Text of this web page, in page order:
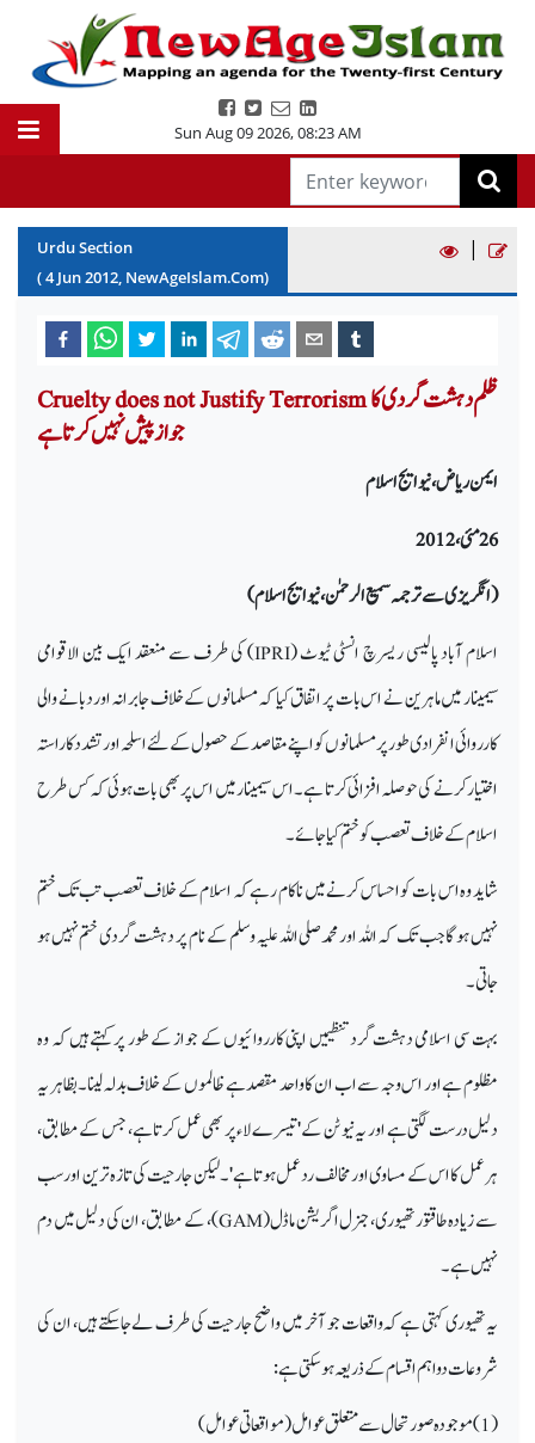
Sun Aug 09 2026,08:23 AM
Urdu Section
(4 Jun2012, NewAgeIslam.Com)
|
Cruelty does not Justify Terrorism ظلم دہشت گردی کا
جواز پیش نہیں کرتا ہے
ایمن ریاض، نیو ایج اسلام
26مئی ، 2012
(انگریزی سے ترجمہ سمیع الرحمٰن، نیو ایج اسلام)
اسلام آباد پالیسی ریسرچ انسٹی ٹیوٹ (IPRI) کی طرف سے منعقد ایک بین الاقوامی
سیمینار میں ماہرین نے اس بات پر اتفاق کیا کہ مسلمانوں کے خلاف جابرانہ اور دبانے والی
کارروائی انفرادی طور پر مسلمانوں کو اپنے مقاصد کے حصول کے لئے اسلحہ اور تشدد کا راستہ
اختیار کرنے کی حوصلہ افزائی کرتا ہے۔ اس سیمینار میں اس پر بھی بات ہوئی کہ کس طرح
اسلام کے خلاف تعصب کو ختم کیا جائے۔
شاید وہ اس بات کو احساس کرنے میں ناکام رہے کہ اسلام کے خلاف تعصب تب تک ختم
نہیں ہوگا جب تک کہ اللہ اور محمدصلی اللہ علیہ وسلم کے نام پر دہشت گردی ختم نہیں ہو
جاتی۔
بہت سی اسلامی دہشت گرد تنظیمیں اپنی کارروائیوں کے جواز کے طور پر کہتے ہیں کہ وہ
مظلوم ہے اور اس وجہ سے اب ان کا واحد مقصد ہے ظالموں کے خلاف بدلہ لینا۔ بظاہر یہ
دلیل درست لگتی ہے اور یہ نیوٹن کے 'تیسرے لاء پر بھی عمل کرتا ہے، جس کے مطابق،
ہر عمل کا اس کے مساوی اور مخالف ردعمل ہوتا ہے'۔ لیکن جارحیت کی تازہ ترین اور سب
سے زیادہ طاقتور تھیوری ، جنرل اگریشن ماڈل(GAM) ، کے مطابق ، ان کی دلیل میں دم
نہیں ہے۔
یہ تھیوری کہتی ہے کہ واقعات جو آخر میں واضح جارحیت کی طرف لے جا سکتے ہیں، ان کی
شروعات دواہم اقسام کے ذریعہ ہو سکتی ہے:
(1) موجودہ صورتحال سے متعلق عوامل (مواقعاتی عوامل)